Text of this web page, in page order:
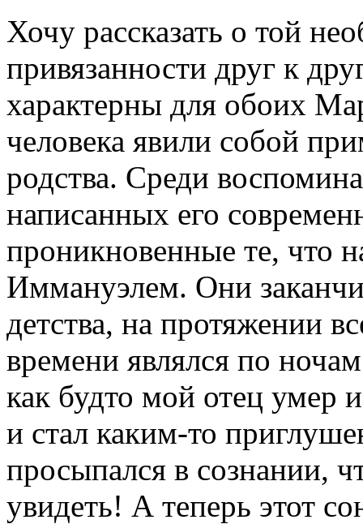
Хочу рассказать о той
привязанности друг к
характерны для обоих
человека явили собой
родства. Среди
написанных его
проникновенные те, что
Иммануэлем. Они
детства, на протяжении
времени являлся по
как будто мой отец умер
и стал каким-то
просыпался в сознании,
увидеть! А теперь этот